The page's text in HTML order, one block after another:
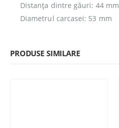
Distanța dintre găuri: 44 mm
Diametrul carcasei: 53 mm
PRODUSE SIMILARE